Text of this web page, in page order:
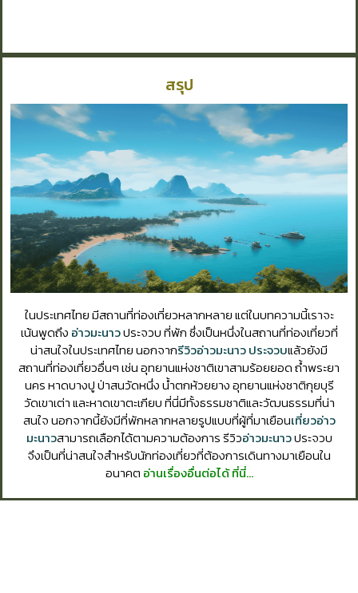
สรุป
ในประเทศไทย มีสถานที่ท่องเที่ยวหลากหลาย แต่ในบทความนี้เราจะ
เน้นพูดถึง อ่าวมะนาวประจวบ ที่พัก ซึ่งเป็นหนึ่งในสถานที่ท่องเที่ยวที่
น่าสนใจในประเทศไทย นอกจากรีวิวอ่าวมะนาว ประจวบแล้วยังมี
สถานที่ท่องเที่ยวอื่นๆ เช่น อุทยานแห่งชาติเขาสามร้อยยอด ถ้ำพระยา
นคร หาดบางปู ป่าสนวัดหนึ่ง น้ำตกห้วยยาง อุทยานแห่งชาติกุยบุรี
วัดเขาเต่า และหาดเขาตะเกียบ ที่นี่มีทั้งธรรมชาติและวัฒนธรรมที่น่า
สนใจ นอกจากนี้ยังมีที่พักหลากหลายรูปแบบที่ผู้ที่มาเยือนเที่ยวอ่าว
มะนาวสามารถเลือกได้ตามความต้องการ รีวิวอ่าวมะนาวประจวบ
จึงเป็นที่น่าสนใจสำหรับนักท่องเที่ยวที่ต้องการเดินทางมาเยือนใน
อนาคต อ่านเรื่องอื่นต่อได้ ที่นี่…